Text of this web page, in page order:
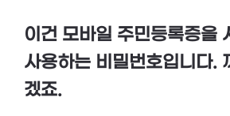
이건 모바일 주민등록증을
사용하는 비밀번호입니다.
겠죠.